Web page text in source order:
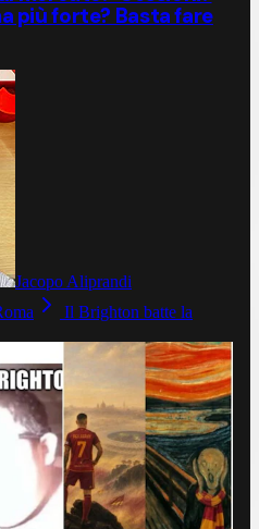
più forte? Basta fare
Jacopo Aliprandi
Il Brighton batte la